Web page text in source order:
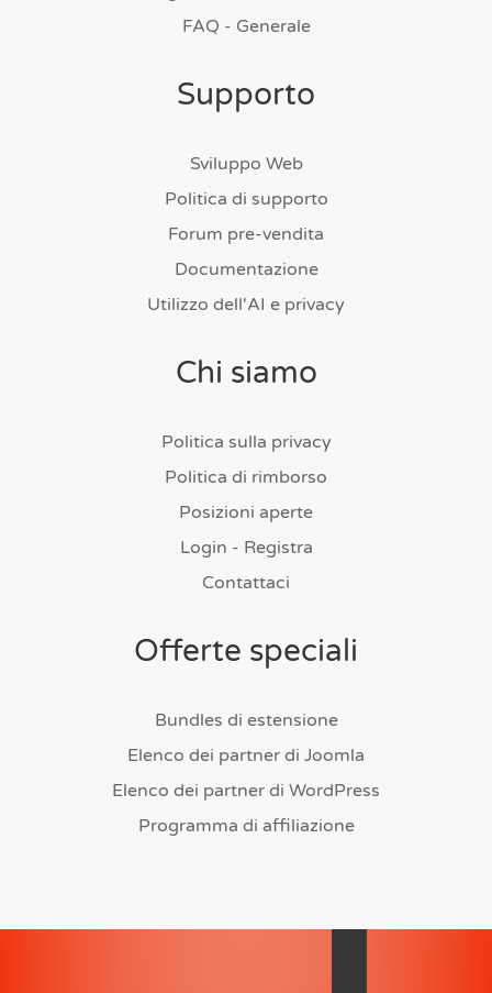
FAQ - Generale
Supporto
Sviluppo Web
Politica di supporto
Forum pre-vendita
Documentazione
Utilizzo dell'AI e privacy
Chi siamo
Politica sulla privacy
Politica di rimborso
Posizioni aperte
Login - Registra
Contattaci
Offerte speciali
Bundles di estensione
Elenco dei partner di Joomla
Elenco dei partner di WordPress
Programma di affiliazione